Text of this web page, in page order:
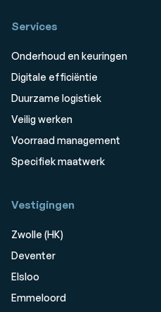
Services
Onderhoud en keuringen
Digitale efficiëntie
Duurzame logistiek
Veilig werken
Voorraad management
Specifiek maatwerk
Vestigingen
Zwolle (HK)
Deventer
Elsloo
Emmeloord